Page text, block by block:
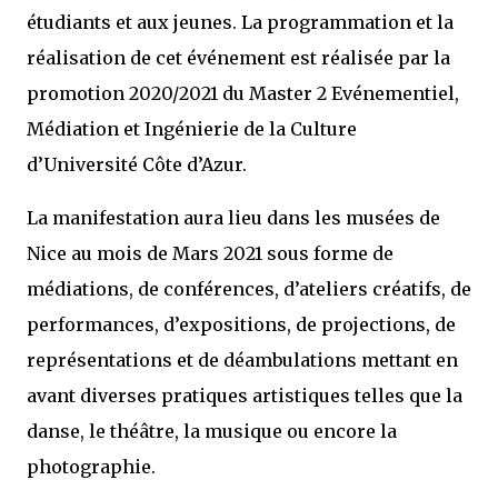
étudiants et aux jeunes. La programmation et la
réalisation de cet événement est réalisée par la
promotion 2020/2021 du Master 2 Evénementiel,
Médiation et Ingénierie de la Culture
d’Université Côte d’Azur.
La manifestation aura lieu dans les musées de
Nice au mois de Mars 2021 sous forme de
médiations, de conférences, d’ateliers créatifs, de
performances, d’expositions, de projections, de
représentations et de déambulations mettant en
avant diverses pratiques artistiques telles que la
danse, le théâtre, la musique ou encore la
photographie.